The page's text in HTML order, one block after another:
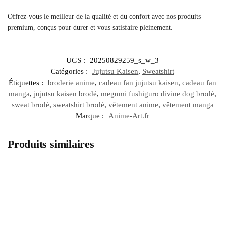
Offrez-vous le meilleur de la qualité et du confort avec nos produits
premium, conçus pour durer et vous satisfaire pleinement.
UGS :
20250829259_s_w_3
Catégories :
Jujutsu Kaisen, Sweatshirt
Étiquettes :
broderie anime, cadeau fan jujutsu kaisen, cadeau fan
manga, jujutsu kaisen brodé, megumi fushiguro divine dog brodé,
sweat brodé, sweatshirt brodé, vêtement anime, vêtement manga
Marque :
Anime-Art.fr
Produits similaires